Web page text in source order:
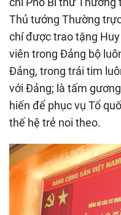
Thủ tướng Thường
chí được trao tặng
viên trong Đảng bộ
Đảng, trong trái tim
với Đảng; là tấm
hiến để phục vụ Tổ
thế hệ trẻ noi theo.